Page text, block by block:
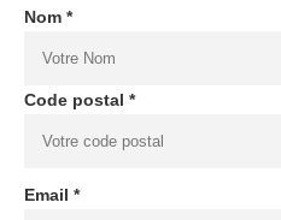
Nom *
Code postal *
Email *